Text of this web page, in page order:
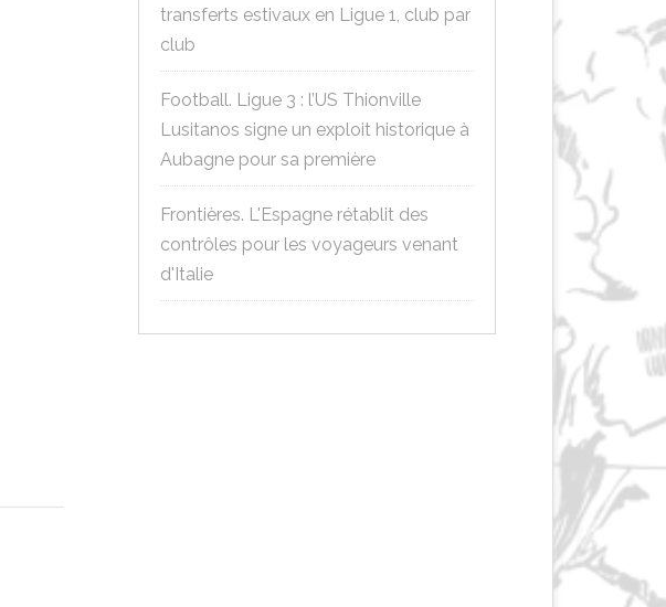
transferts estivaux en Ligue 1, club par
club
Football. Ligue 3 : l’US Thionville
Lusitanos signe un exploit historique à
Aubagne pour sa première
Frontières. L'Espagne rétablit des
contrôles pour les voyageurs venant
d'Italie